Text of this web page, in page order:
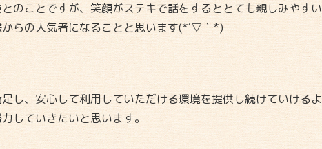
のことですが、笑顔がステキで話をするととても親しみやすい
らの人気者になることと思います(*´▽｀*)
し、安心して利用していただける環境を提供し続けていけるよ
していきたいと思います。